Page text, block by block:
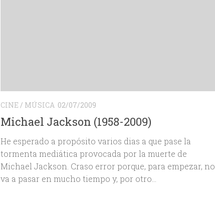
CINE / MÚSICA 02/07/2009
Michael Jackson (1958-2009)
He esperado a propósito varios dias a que pase la
tormenta mediática provocada por la muerte de
Michael Jackson. Craso error porque, para empezar, no
va a pasar en mucho tiempo y, por otro...